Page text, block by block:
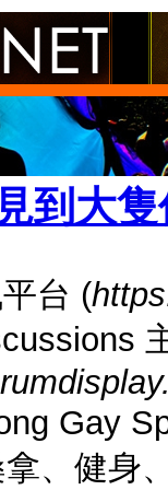
到大
台 (
Gay
、健身